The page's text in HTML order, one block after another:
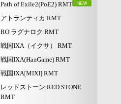
Path of Exile2(PoE2) RMT
アトランティカ RMT
RO ラグナロク RMT
戦国IXA（イクサ） RMT
戦国IXA(HanGame) RMT
戦国IXA[MIXI] RMT
レッドストーン|RED STONE
RMT